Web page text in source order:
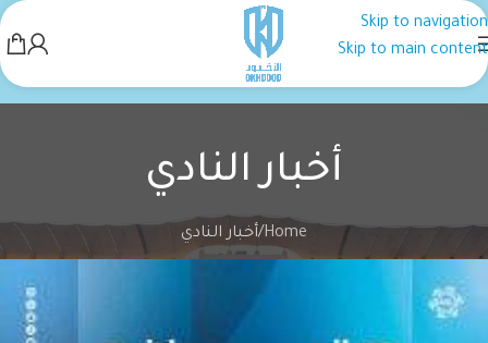
Skip to navigation
Skip to main content
أخبار النادي
Home أخبار النادي